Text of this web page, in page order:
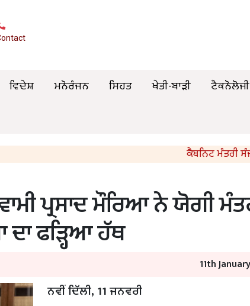
ਵਿਦੇਸ਼ ਮਨੋਰੰਜਨ ਸਿਹਤ ਖੇਤੀ-ਬਾੜੀ ਟੈਕਨੋਲੋਜੀ
ਕੈਬਨਿਟ ਮੰਤਰੀ ਸੰਜੀਵ
ਪ੍ਰਸਾਦ ਮੌਰਿਆ ਨੇ ਯੋਗੀ
ਦਾ ਫੜ੍ਹਿਆ ਹੱਥ
11th
ਨਵੀਂ ਦਿੱਲੀ, 11 ਜਨਵਰੀ